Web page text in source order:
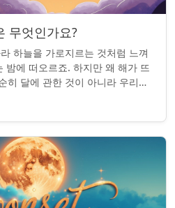
무엇인가요?
하늘을 가로지르는 것처럼 느껴
밤에 떠오르죠. 하지만 왜 해가 뜨
히 달에 관한 것이 아니라 우리에